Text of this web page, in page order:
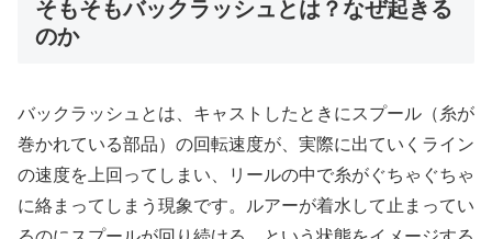
そもそもバックラッシュとは？なぜ起きる
のか
バックラッシュとは、キャストしたときにスプール（糸が
巻かれている部品）の回転速度が、実際に出ていくライン
の速度を上回ってしまい、リールの中で糸がぐちゃぐちゃ
に絡まってしまう現象です。ルアーが着水して止まってい